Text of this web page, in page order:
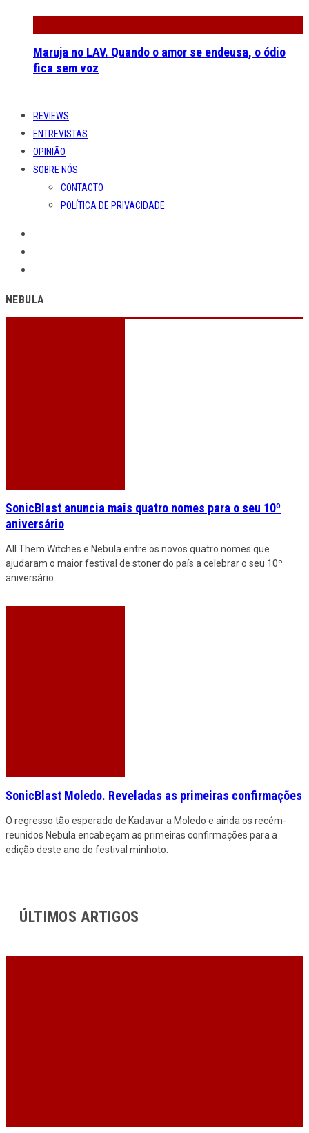
Maruja no LAV. Quando o amor se endeusa, o ódio
fica sem voz
REVIEWS
ENTREVISTAS
OPINIÃO
SOBRE NÓS
CONTACTO
POLÍTICA DE PRIVACIDADE
NEBULA
SonicBlast anuncia mais quatro nomes para o seu 10º
aniversário
All Them Witches e Nebula entre os novos quatro nomes que
ajudaram o maior festival de stoner do país a celebrar o seu 10º
aniversário.
SonicBlast Moledo. Reveladas as primeiras confirmações
O regresso tão esperado de Kadavar a Moledo e ainda os recém-
reunidos Nebula encabeçam as primeiras confirmações para a
edição deste ano do festival minhoto.
ÚLTIMOS ARTIGOS